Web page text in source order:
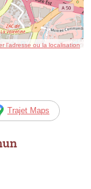
l’adresse ou la localisation
Trajet Maps